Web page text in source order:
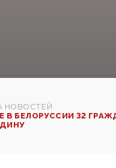
НОВОСТЕЙ
В БЕЛОРУССИИ 32